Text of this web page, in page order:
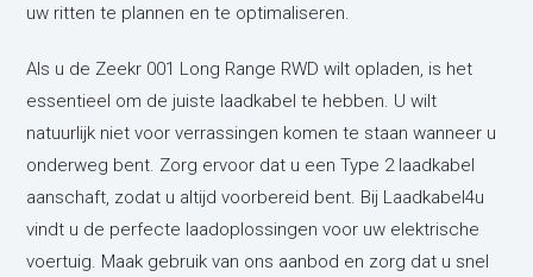
uw ritten te plannen en te optimaliseren.
Als u de Zeekr 001 Long Range RWD wilt opladen, is het
essentieel om de juiste laadkabel te hebben. U wilt
natuurlijk niet voor verrassingen komen te staan wanneer u
onderweg bent. Zorg ervoor dat u een Type 2 laadkabel
aanschaft, zodat u altijd voorbereid bent. Bij Laadkabel4u
vindt u de perfecte laadoplossingen voor uw elektrische
voertuig. Maak gebruik van ons aanbod en zorg dat u snel